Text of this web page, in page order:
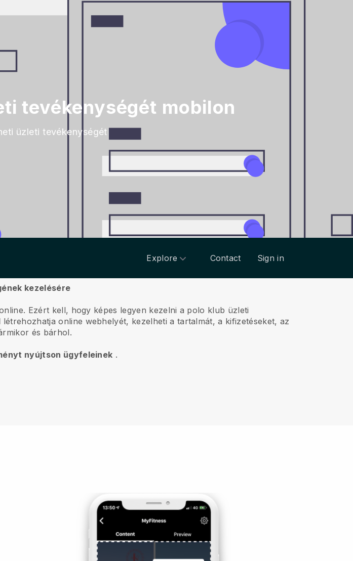
tevékenységét mobilon
üzleti tevékenységét
Explore Contact Sign in
kezelésére
Ezért kell, hogy képes legyen kezelni a polo klub üzleti
létrehozhatja online webhelyét, kezelheti a tartalmát, a kifizetéseket, az
és bárhol.
nyújtson ügyfeleinek .